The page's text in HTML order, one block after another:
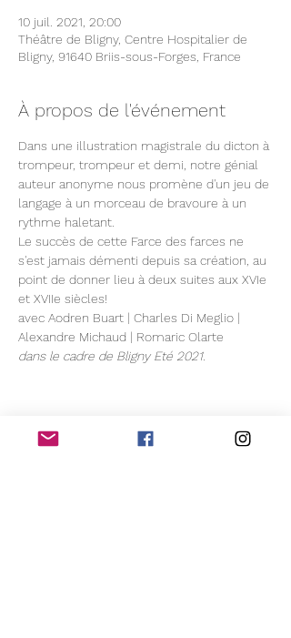
10 juil. 2021, 20:00
Théâtre de Bligny, Centre Hospitalier de
Bligny, 91640 Briis-sous-Forges, France
À propos de l'événement
Dans une illustration magistrale du dicton à
trompeur, trompeur et demi, notre génial
auteur anonyme nous promène d'un jeu de
langage à un morceau de bravoure à un
rythme haletant.
Le succès de cette Farce des farces ne
s'est jamais démenti depuis sa création, au
point de donner lieu à deux suites aux XVIe
et XVIIe siècles!
avec Aodren Buart | Charles Di Meglio |
Alexandre Michaud | Romaric Olarte
dans le cadre de Bligny Eté 2021.